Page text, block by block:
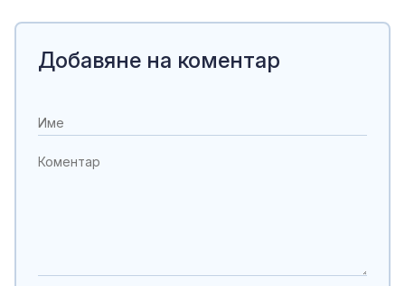
Добавяне на коментар